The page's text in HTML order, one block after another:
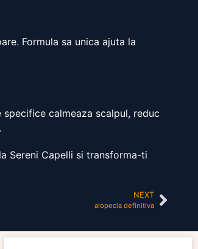
Formula sa unica ajuta la
calmeaza scalpul, reduc
Sereni Capelli si transforma-ti
NEXT
alopecia definitiva